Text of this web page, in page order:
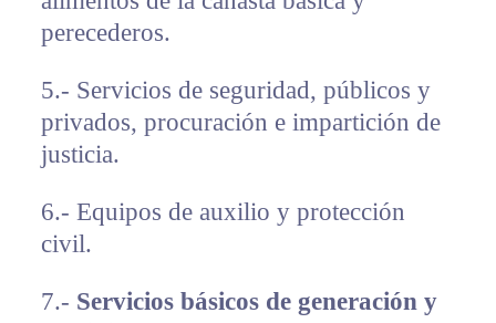
perecederos.
5.- Servicios de seguridad, públicos y
privados, procuración e impartición de
justicia.
6.- Equipos de auxilio y protección
civil.
7.- Servicios básicos de generación y